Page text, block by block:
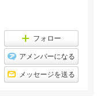
フォロー
アメンバーになる
メッセージを送る